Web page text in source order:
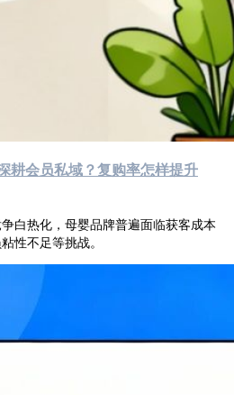
耕会员私域？复购率怎样提升
白热化，母婴品牌普遍面临获客成本
性不足等挑战。